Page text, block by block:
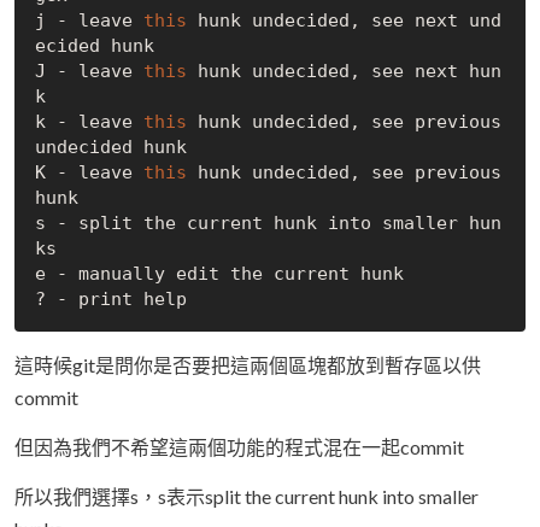
j - leave this hunk undecided, see next und
ecided hunk
J - leave this hunk undecided, see next hun
k
k - leave this hunk undecided, see previous
undecided hunk
K - leave this hunk undecided, see previous
hunk
s - split the current hunk into smaller hun
ks
e - manually edit the current hunk
這時候git是問你是否要把這兩個區塊都放到暫存區以供
commit
但因為我們不希望這兩個功能的程式混在一起commit
所以我們選擇s，s表示split the current hunk into smaller